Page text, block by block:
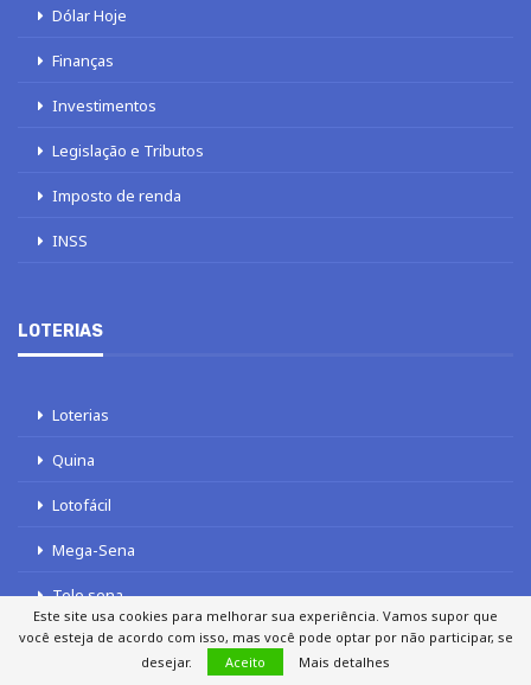
Dólar Hoje
Finanças
Investimentos
Legislação e Tributos
Imposto de renda
INSS
LOTERIAS
Loterias
Quina
Lotofácil
Mega-Sena
Tele sena
Este site usa cookies para melhorar sua experiência. Vamos supor que
você esteja de acordo com isso, mas você pode optar por não participar, se
desejar.
Aceito Mais detalhes